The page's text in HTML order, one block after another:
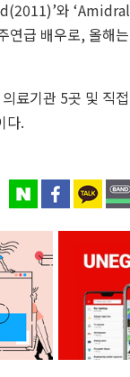
와
급 배우로, 올해
료기관 5곳 및 직
다.